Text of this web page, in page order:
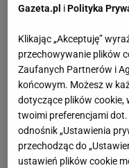
powiesić
Wsyp do
odzyskają
Domowy
pamiętać
Gazeta.pl iPolityka
Klikając „Akceptuję”
przechowywanie plików
Zaufanych Partnerów i
końcowym. Możesz w
dotyczące plików cookie,
twoimi preferencjami
odnośnik „Ustawienia
przechodząc do
ustawień plików cookie